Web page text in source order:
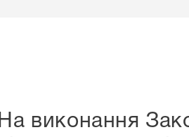
На виконання